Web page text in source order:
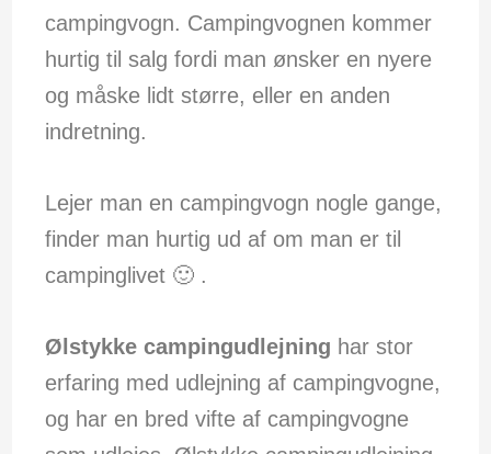
campingvogn. Campingvognen kommer
hurtig til salg fordi man ønsker en nyere
og måske lidt større, eller en anden
indretning.
Lejer man en campingvogn nogle gange,
finder man hurtig ud af om man er til
campinglivet 🙂 .
Ølstykke campingudlejning har stor
erfaring med udlejning af campingvogne,
og har en bred vifte af campingvogne